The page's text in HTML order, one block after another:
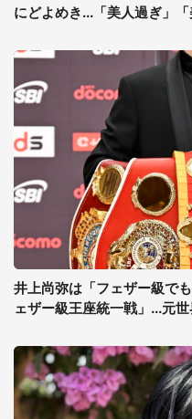
にどよめき...「美人過ぎ」「
井上尚弥は「フェザー級で
ェザー級王座統一戦」...元